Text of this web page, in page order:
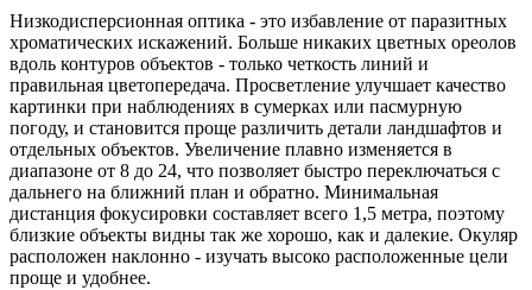
Низкодисперсионная оптика - это избавление от паразитных
хроматических искажений. Больше никаких цветных ореолов
вдоль контуров объектов - только четкость линий и
правильная цветопередача. Просветление улучшает качество
картинки при наблюдениях в сумерках или пасмурную
погоду, и становится проще различить детали ландшафтов и
отдельных объектов. Увеличение плавно изменяется в
диапазоне от 8 до 24, что позволяет быстро переключаться с
дальнего на ближний план и обратно. Минимальная
дистанция фокусировки составляет всего 1,5 метра, поэтому
близкие объекты видны так же хорошо, как и далекие. Окуляр
расположен наклонно - изучать высоко расположенные цели
проще и удобнее.